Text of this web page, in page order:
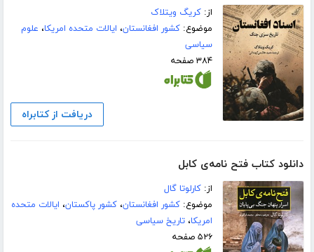
از:کریگ ویتلاک
موضوع:کشور افغانستان، ایالات متحده امریکا، علوم
سیاسی
۳۸۴ صفحه
دریافت از کتابراه
دانلود کتاب فتح نامه‌ی کابل
از:کارلوتا گال
موضوع:کشور افغانستان،کشور پاکستان، ایالات متحده
امریکا،تاریخ سیاسی
۵۲۶ صفحه